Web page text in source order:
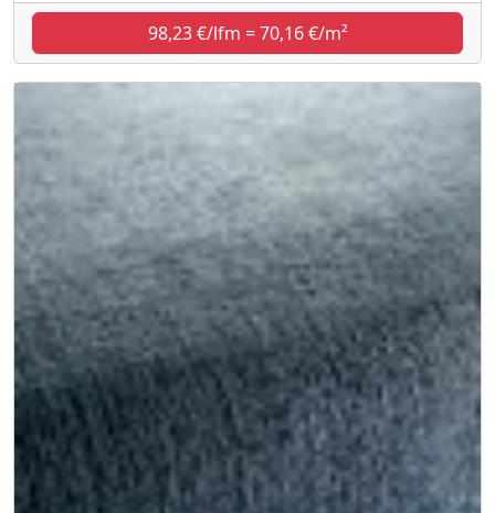
98,23 €/lfm = 70,16 €/m²